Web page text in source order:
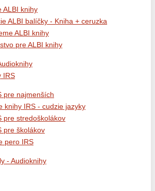
ALBI knihy
ALBI balíčky - Kniha + ceruzka
ALBI knihy
pre ALBI knihy
IRS
pre najmenších
knihy IRS - cudzie jazyky
pre stredoškolákov
pre školákov
pero IRS
- Audioknihy